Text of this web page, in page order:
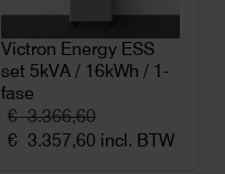
Victron Energy ESS
set 5kVA / 16kWh / 1-
fase
€3.366,60
Oorspronkelijke
€ 3.357,60 Huidige
incl. BTW